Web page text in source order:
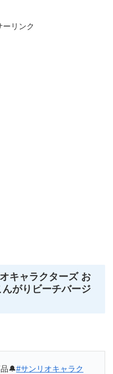
ーリンク
オキャラクターズ お
がりビーチバージ
🔔#サンリオキャラク